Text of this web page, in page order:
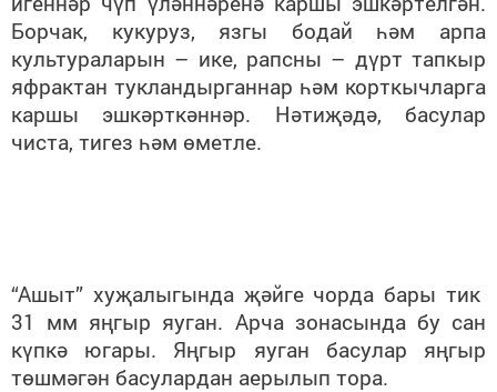
Борчак, кукуруз, язгы бодай һәм арпа
культураларын – ике, рапсны – дүрт тапкыр
яфрактан тукландырганнар һәм корткычларга
каршы эшкәрткәннәр. Нәтиҗәдә, басулар
чиста, тигез һәм өметле.
“Ашыт” хуҗалыгында җәйге чорда бары тик
31 мм яңгыр яуган. Арча зонасында бу сан
күпкә югары. Яңгыр яуган басулар яңгыр
төшмәгән басулардан аерылып тора.